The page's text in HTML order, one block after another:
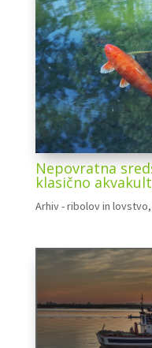
Nepovratna
klasično
Arhiv - ribolov in lovstvo,